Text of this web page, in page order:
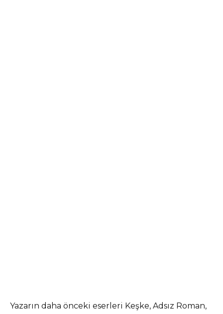
Yazarın daha önceki eserleri Keşke, Adsız Roman,